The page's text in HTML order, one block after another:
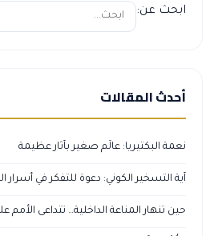
ابحث عن:
أحدث المقالات
نعمة البكتيريا: عالَم صغير بآثار عظيمة
آية التسخير الكوني: دعوة للتفكر في أسرار الخلق
حين تنهار المناعة الداخلية… تتداعى الأمم علينا